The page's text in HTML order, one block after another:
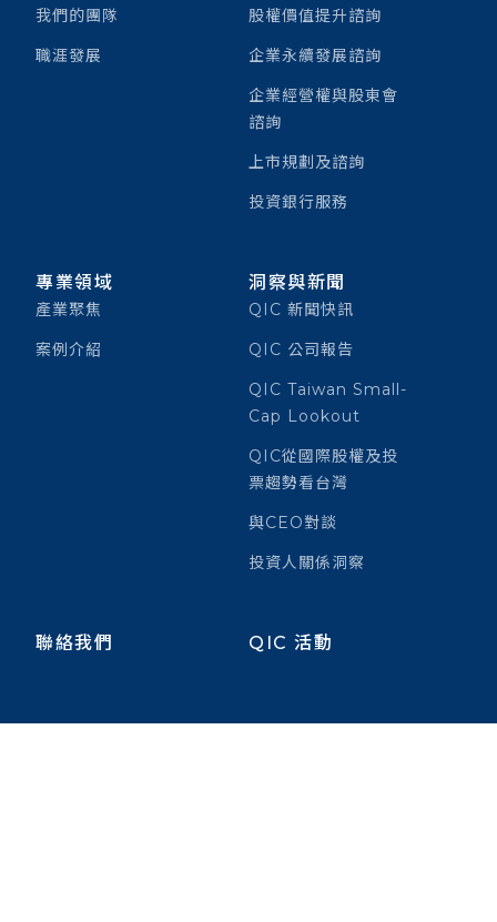
我們的團隊
職涯發展
股權價值提升諮詢
企業永續發展諮詢
企業經營權與股東會
諮詢
上市規劃及諮詢
投資銀行服務
專業領域
產業聚焦
案例介紹
洞察與新聞
QIC 新聞快訊
QIC 公司報告
QIC Taiwan Small-
Cap Lookout
QIC從國際股權及投
票趨勢看台灣
與CEO對談
投資人關係洞察
聯絡我們 QIC 活動